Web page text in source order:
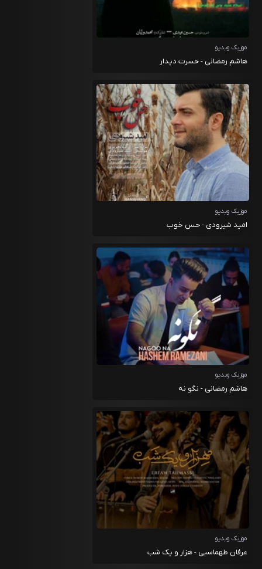
موزیک ویدیو
هاشم رمضانی - حسرت دیدار
موزیک ویدیو
امید شیرودی - حس خوب
موزیک ویدیو
هاشم رمضانی - نگو نه
موزیک ویدیو
عرفان طهماسبی - هزار و یک شب